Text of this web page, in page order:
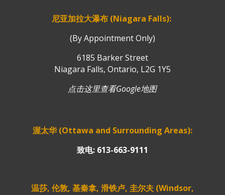
尼亚加拉大瀑布 (Niagara Falls):
(By Appointment Only)
6185 Barker Street
Niagara Falls, Ontario, L2G 1Y5
点击这里查看Google地图
渥太华 (Ottawa and Surrounding Areas):
致电: 613-663-9111
温莎, 伦敦, 基秦拿, 滑铁卢, 圭尔夫 (Windsor,